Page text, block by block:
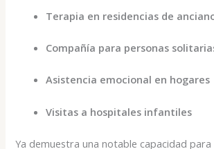
Terapia en residencias de
Compañía para personas
Asistencia emocional en hogares
Visitas a hospitales infantiles
Ya demuestra una notable capacidad